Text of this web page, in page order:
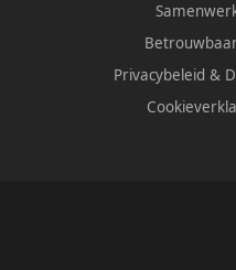
Privacybeleid &